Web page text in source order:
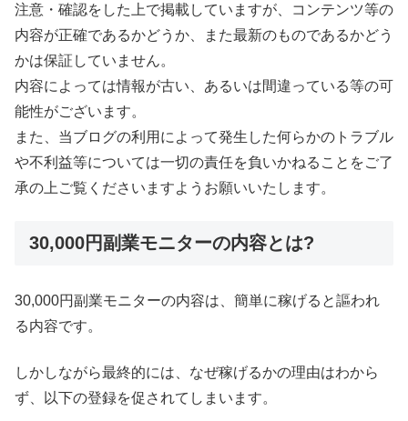
注意・確認をした上で掲載していますが、コンテンツ等の
内容が正確であるかどうか、また最新のものであるかどう
かは保証していません。
内容によっては情報が古い、あるいは間違っている等の可
能性がございます。
また、当ブログの利用によって発生した何らかのトラブル
や不利益等については一切の責任を負いかねることをご了
承の上ご覧くださいますようお願いいたします。
30,000円副業モニターの内容とは?
30,000円副業モニターの内容は、簡単に稼げると謳われ
る内容です。
しかしながら最終的には、なぜ稼げるかの理由はわから
ず、以下の登録を促されてしまいます。